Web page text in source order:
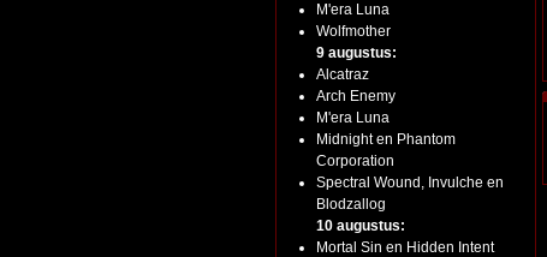
M'era Luna
Wolfmother
9 augustus:
Alcatraz
Arch Enemy
M'era Luna
Midnight en Phantom
Corporation
Spectral Wound, Invulche en
Blodzallog
10 augustus:
Mortal Sin en Hidden Intent